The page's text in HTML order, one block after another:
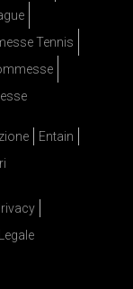
Tennis
Entain